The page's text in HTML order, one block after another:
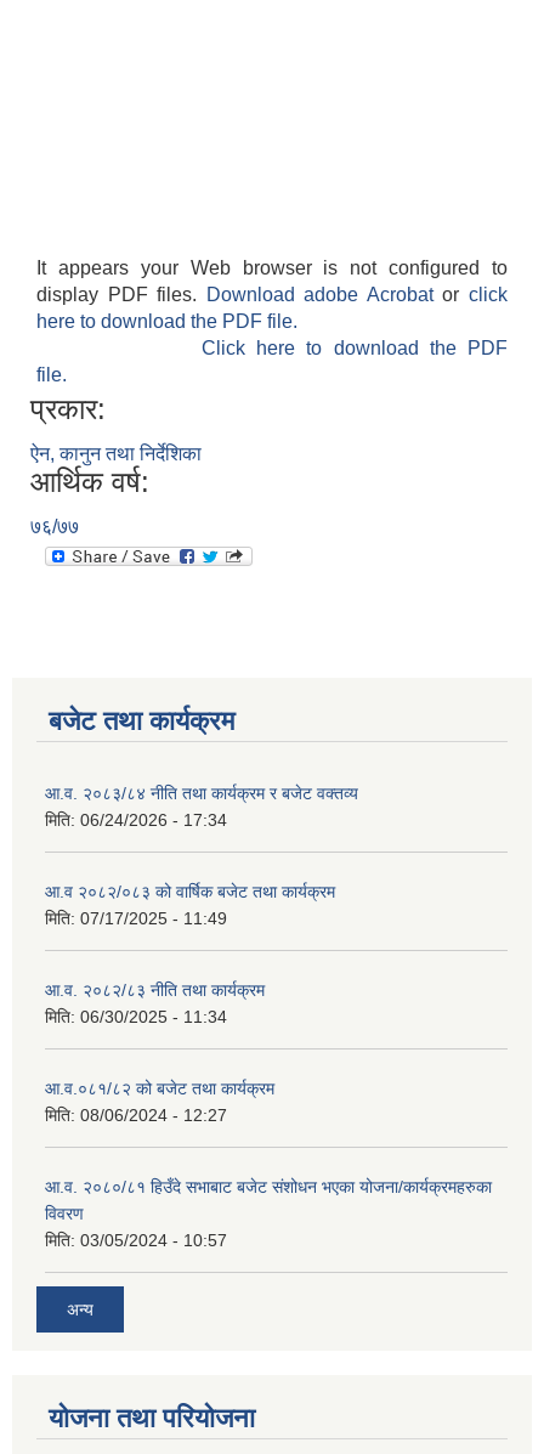
It appears your Web browser is not configured to
display PDF files.
Download adobe Acrobatorclick
here to download the PDF file.
Click here to download the PDF
file.
प्रकार:
ऐन, कानुन तथा निर्देशिका
आर्थिक वर्ष:
७६/७७
बजेट तथा कार्यक्रम
आ.व. २०८३/८४ नीति तथा कार्यक्रम र बजेट वक्तव्य
मिति: 06/24/2026 - 17:34
आ.व २०८२/०८३ को वार्षिक बजेट तथा कार्यक्रम
मिति: 07/17/2025 - 11:49
आ.व. २०८२/८३ नीति तथा कार्यक्रम
मिति: 06/30/2025 - 11:34
आ.व.०८१/८२ को बजेट तथा कार्यक्रम
मिति: 08/06/2024 - 12:27
आ.व. २०८०/८१ हिउँदे सभाबाट बजेट संशोधन भएका योजना/कार्यक्रमहरुका
विवरण
मिति: 03/05/2024 - 10:57
अन्य
योजना तथा परियोजना